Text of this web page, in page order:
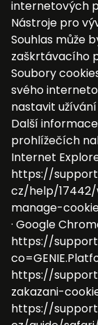
internetových
Nástroje pro
Souhlas může
zaškrtávacího
Soubory
svého
nastavit
Další
prohlížečích
Internet
https://
cz/help/
manage-
· Google
https://
https://
zakazani-
https://